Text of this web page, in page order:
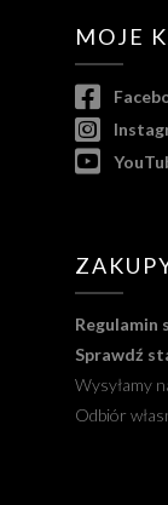
MOJE
Regulamin
Sprawdź
Wysyłamy
Odbiór